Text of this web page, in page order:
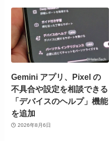
Gemini アプリ、Pixel の
不具合や設定を相談できる
「デバイスのヘルプ」機能
を追加
2026年8月6日